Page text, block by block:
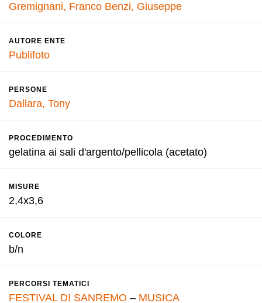
Gremignani, Franco Benzi, Giuseppe
AUTORE ENTE
Publifoto
PERSONE
Dallara, Tony
PROCEDIMENTO
gelatina ai sali d'argento/pellicola (acetato)
MISURE
2,4x3,6
COLORE
b/n
PERCORSI TEMATICI
FESTIVAL DI SANREMO – MUSICA